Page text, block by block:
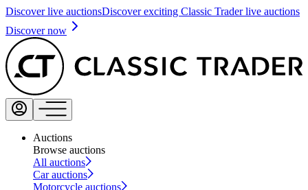
Discover live auctionsDiscover exciting Classic Trader live auctions
Discover now
Auctions
Browse auctions
All auctions
Car auctions
Motorcycle auctions